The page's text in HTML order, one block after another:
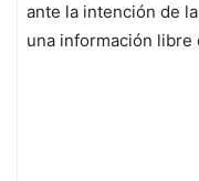
ante la intención de
una información libre